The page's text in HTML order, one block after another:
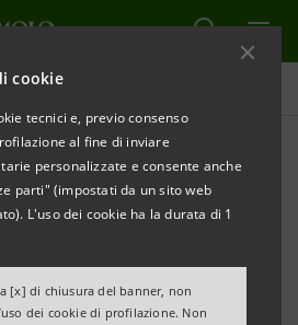
cookie
tecnici e, previo consenso
al fine di inviare
personalizzate e consente anche
parti" (impostati da un sito web
L'uso dei cookie ha la durata di 1
[x] di chiusura del banner, non
dei cookie di profilazione. Non
8 MLN PER LE AZIENDE